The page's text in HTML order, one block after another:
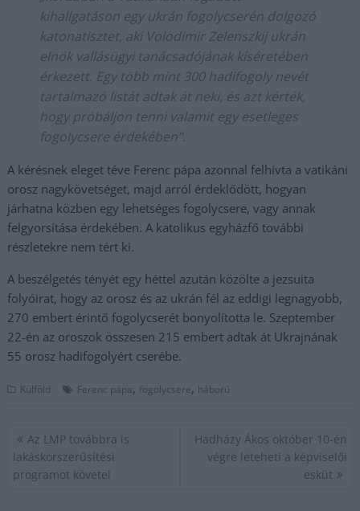
kihallgatáson egy ukrán fogolycserén dolgozó
katonatisztet, aki Volodimir Zelenszkij ukrán
elnök vallásügyi tanácsadójának kíséretében
érkezett. Egy több mint 300 hadifogoly nevét
tartalmazó listát adtak át neki, és azt kérték,
hogy próbáljon tenni valamit egy esetleges
fogolycsere érdekében”.
A kérésnek eleget téve Ferenc pápa azonnal felhívta a vatikáni
orosz nagykövetséget, majd arról érdeklődött, hogyan
járhatna közben egy lehetséges fogolycsere, vagy annak
felgyorsítása érdekében. A katolikus egyházfő további
részletekre nem tért ki.
A beszélgetés tényét egy héttel azután közölte a jezsuita
folyóirat, hogy az orosz és az ukrán fél az eddigi legnagyobb,
270 embert érintő fogolycserét bonyolította le. Szeptember
22-én az oroszok összesen 215 embert adtak át Ukrajnának
55 orosz hadifogolyért cserébe.
Külföld Ferenc pápa, fogolycsere, háború
Bejegyzés
navigáció
Az LMP továbbra is
lakáskorszerűsítési
programot követel
Hadházy Ákos október 10-én
végre leteheti a képviselői
esküt